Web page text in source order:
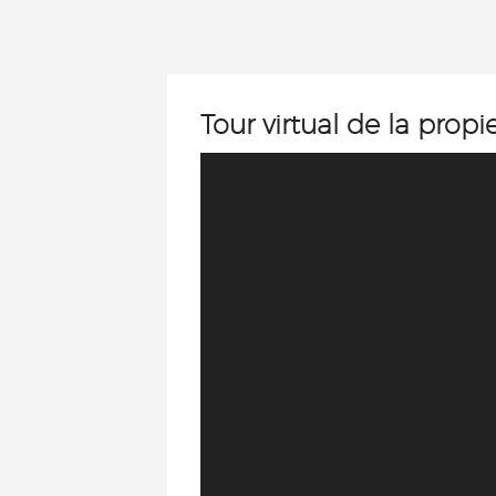
Tour virtual de la